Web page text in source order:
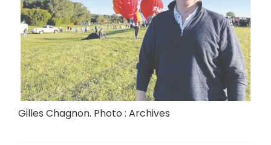
Gilles Chagnon. Photo : Archives